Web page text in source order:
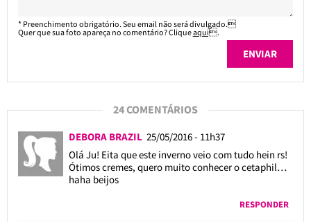
* Preenchimento obrigatório. Seu email não será divulgado.
Quer que sua foto apareça no comentário? Cliqueaqui.
24 COMENTÁRIOS
DEBORA BRAZIL 25/05/2016 - 11h37
Olá Ju! Eita que este inverno veio com tudo hein rs!
Ótimos cremes, quero muito conhecer o cetaphil…
haha beijos
RESPONDER